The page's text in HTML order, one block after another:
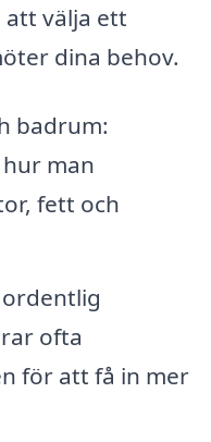
att välja ett
dina behov.
badrum:
man
fett och
ofta
för att få in mer